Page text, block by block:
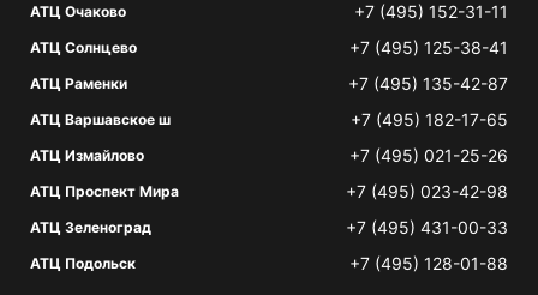
АТЦ Очаково +7 (495) 152-31-11
АТЦ Солнцево +7 (495) 125-38-41
АТЦ Раменки +7 (495) 135-42-87
АТЦ Варшавское ш +7 (495) 182-17-65
АТЦ Измайлово +7 (495) 021-25-26
АТЦ Проспект Мира +7 (495) 023-42-98
АТЦ Зеленоград +7 (495) 431-00-33
АТЦ Подольск +7 (495) 128-01-88